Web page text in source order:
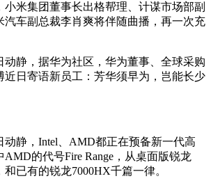
集团董事长出格帮理、计谋市场部副
汽车副总裁李肖爽将伴随曲播，再一次充
静，据华为社区，华为董事、全球采购
近日寄语新员工：芳华须早为，岂能长少
静，Intel、AMD都正在预备新一代高
的代号Fire Range，从桌面版锐龙
已有的锐龙7000HX千篇一律。